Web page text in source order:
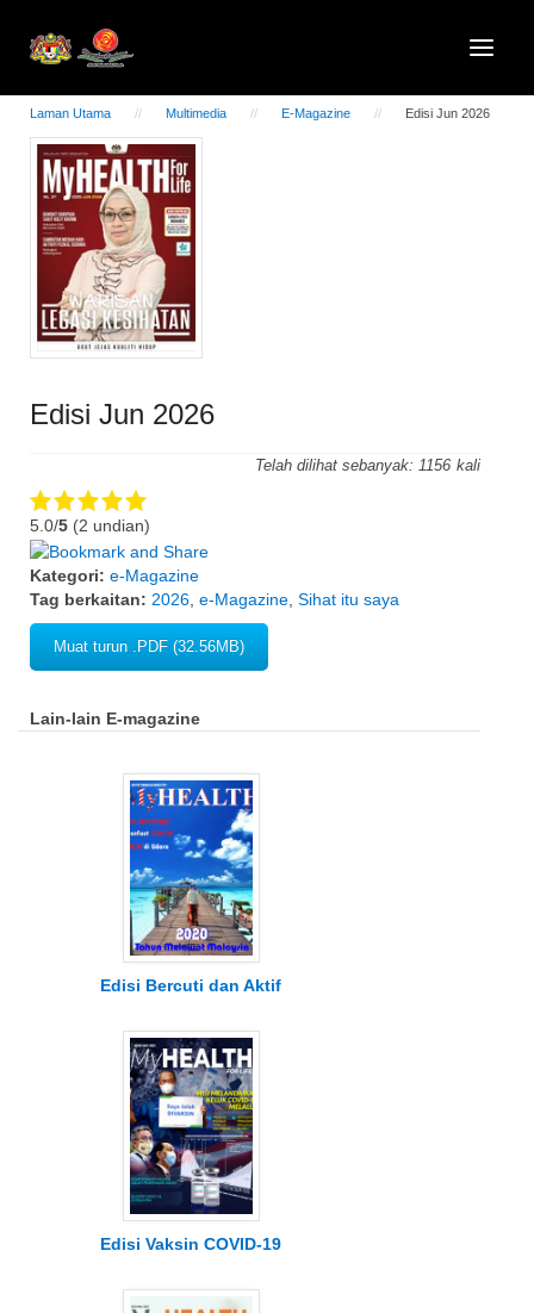
Laman Utama Multimedia E-Magazine Edisi Jun 2026
Edisi Jun 2026
Telah dilihat sebanyak: 1156
5.0/5 (2 undian)
Kategori: e-Magazine
Tag berkaitan: 2026 e-Magazine Sihat itu saya
Muat turun .PDF (32.56MB)
Lain-lain E-magazine
Edisi Bercuti dan Aktif
Edisi Vaksin COVID-19